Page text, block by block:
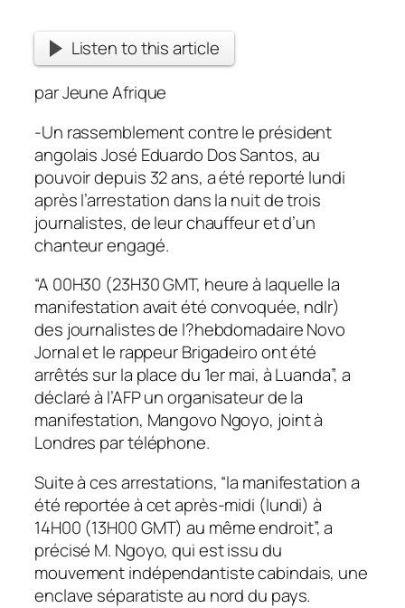
Listen to this article
par Jeune Afrique
-Un rassemblement contre le président
angolais José Eduardo Dos Santos, au
pouvoir depuis 32 ans, a été reporté lundi
après l’arrestation dans la nuit de trois
journalistes, de leur chauffeur et d’un
chanteur engagé.
“A 00H30 (23H30 GMT, heure à laquelle la
manifestation avait été convoquée, ndlr)
des journalistes de l?hebdomadaire Novo
Jornal et le rappeur Brigadeiro ont été
arrêtés sur la place du 1er mai, à Luanda”, a
déclaré à l’AFP un organisateur de la
manifestation, Mangovo Ngoyo, joint à
Londres par téléphone.
Suite à ces arrestations, “la manifestation a
été reportée à cet après-midi (lundi) à
14H00 (13H00 GMT) au même endroit”, a
précisé M. Ngoyo, qui est issu du
mouvement indépendantiste cabindais, une
enclave séparatiste au nord du pays.